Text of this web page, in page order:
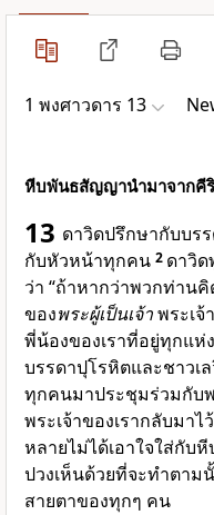
1 พงศาวดาร 13
หีบพันธสัญญานำมาจากคีริ
13 ดาวิดปรึกษากับบร
กับหัวหน้าทุกคน 2 ดาวิ
ว่า “ถ้าหากว่าพวกท่าน
ของพระผู้เป็นเจ้าพระเจ้
พี่น้องของเราที่อยู่ทุกแห่
บรรดาปุโรหิตและชาวเ
ทุกคนมาประชุมร่วมกับพ
พระเจ้าของเรากลับมาไ
หลายไม่ได้เอาใจใส่กับ
ปวงเห็นด้วยที่จะทำตาม
สายตาของทุกๆ คน